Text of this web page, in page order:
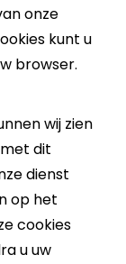
onze
kunt u
browser.
wij zien
dit
dienst
op het
cookies
u uw